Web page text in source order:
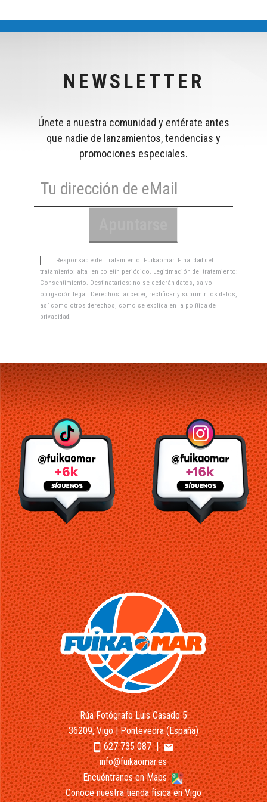
NEWSLETTER
Únete a nuestra comunidad y entérate antes
que nadie de lanzamientos, tendencias y
promociones especiales.
Responsable del Tratamiento: Fuikaomar. Finalidad del
tratamiento: alta en boletín periódico. Legitimación del tratamiento:
Consentimiento. Destinatarios: no se cederán datos, salvo
obligación legal. Derechos: acceder, rectificar y suprimir los datos,
así como otros derechos, como se explica en la política de
privacidad .
Rúa Fotógrafo Luis Casado 5
36209, Vigo | Pontevedra (España)
smartphone627 735 087|email
info@fuikaomar.es
Encuéntranos en Maps
Conoce nuestra tienda física en Vigo